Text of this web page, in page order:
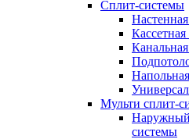
Сплит-системы
Мульти сплит-
Наружный
системы